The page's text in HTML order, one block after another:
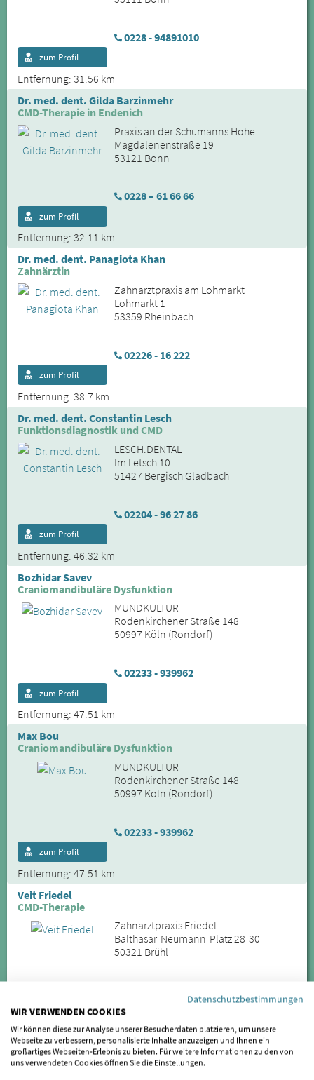
0228 - 94891010
Entfernung: 31.56 km
zum Profil
Dr. med. dent. Gilda Barzinmehr
CMD-Therapie in Endenich
Praxis an der Schumanns Höhe
Magdalenenstraße 19
53121 Bonn
0228 – 61 66 66
Entfernung: 32.11 km
zum Profil
Dr. med. dent. Panagiota Khan
Zahnärztin
Zahnarztpraxis am Lohmarkt
Lohmarkt 1
53359 Rheinbach
02226 - 16 222
Entfernung: 38.7 km
zum Profil
Dr. med. dent. Constantin Lesch
Funktionsdiagnostik und CMD
LESCH.DENTAL
Im Letsch 10
51427 Bergisch Gladbach
02204 - 96 27 86
Entfernung: 46.32 km
zum Profil
Bozhidar Savev
Craniomandibuläre Dysfunktion
MUNDKULTUR
Rodenkirchener Straße 148
50997 Köln (Rondorf)
02233 - 939962
Entfernung: 47.51 km
zum Profil
Max Bou
Craniomandibuläre Dysfunktion
MUNDKULTUR
Rodenkirchener Straße 148
50997 Köln (Rondorf)
02233 - 939962
Entfernung: 47.51 km
zum Profil
Veit Friedel
CMD-Therapie
Zahnarztpraxis Friedel
Balthasar-Neumann-Platz 28-30
50321 Brühl
Entfernung: 48.22 km
zum Profil
Dr. Islam Atta
Zahnarztpraxis in der Südstadt
Datenschutzbestimmungen
WIR VERWENDEN COOKIES
Wir können diese zur Analyse unserer Besucherdaten platzieren, um unsere
Webseite zu verbessern, personalisierte Inhalte anzuzeigen und Ihnen ein
großartiges Webseiten-Erlebnis zu bieten. Für weitere Informationen zu den von
uns verwendeten Cookies öffnen Sie die Einstellungen.